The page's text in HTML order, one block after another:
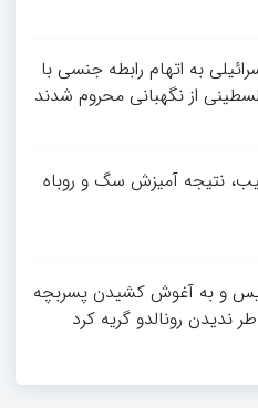
به اتهام رابطه جنسی با
از نگهبانی محروم شدند
نتیجه آمیزش سگ و روباه
و به آغوش کشیدن پسربچه
ندیدن رونالدو گریه کرد